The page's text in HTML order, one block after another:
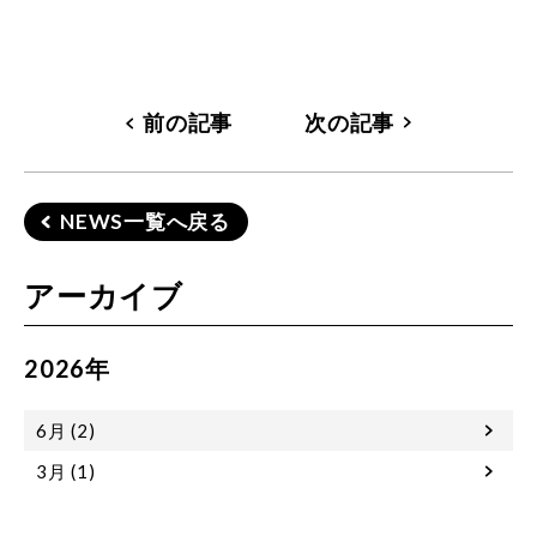
前の記事 次の記事
NEWS一覧へ戻る
アーカイブ
2026年
6月 (2)
3月 (1)